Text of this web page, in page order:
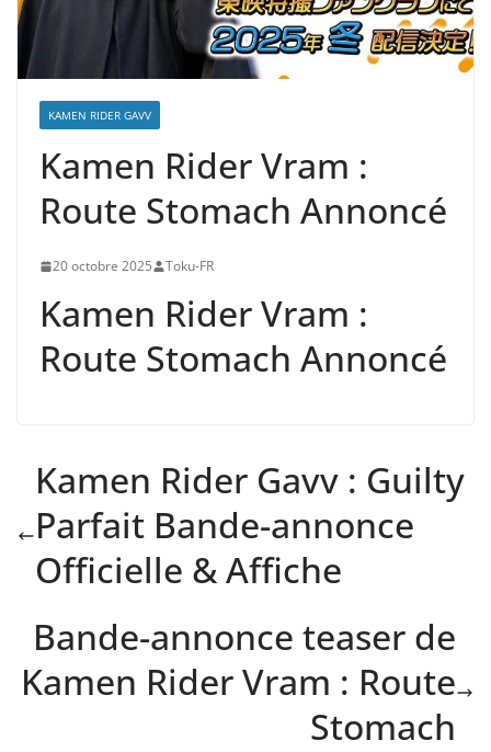
KAMEN RIDER GAVV
Kamen Rider Vram :
Route Stomach Annoncé
20 octobre 2025 Toku-FR
Kamen Rider Vram :
Route Stomach Annoncé
Kamen Rider Gavv : Guilty
Parfait Bande-annonce
Officielle & Affiche
Bande-annonce teaser de
Kamen Rider Vram : Route
Stomach